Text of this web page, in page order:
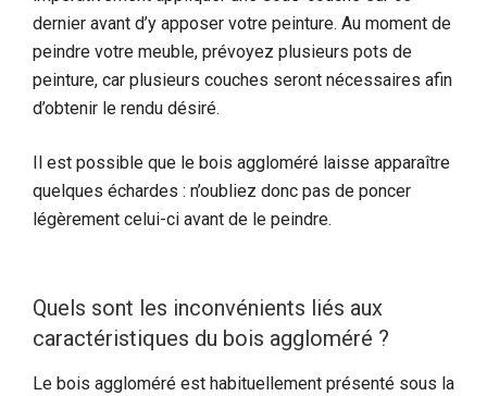
dernier avant d’y apposer votre peinture. Au moment de
peindre votre meuble, prévoyez plusieurs pots de
peinture, car plusieurs couches seront nécessaires afin
d’obtenir le rendu désiré.
Il est possible que le bois aggloméré laisse apparaître
quelques échardes : n’oubliez donc pas de poncer
légèrement celui-ci avant de le peindre.
Quels sont les inconvénients liés aux
caractéristiques du bois aggloméré ?
Le bois aggloméré est habituellement présenté sous la